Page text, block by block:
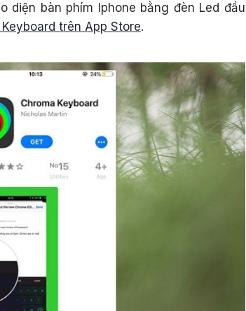
bàn phím Iphone bằng đèn Led đầu
trên App Store.